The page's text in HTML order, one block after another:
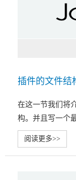
插件的文件结
在这一节我们将
构。并且写一个
阅读更多>>